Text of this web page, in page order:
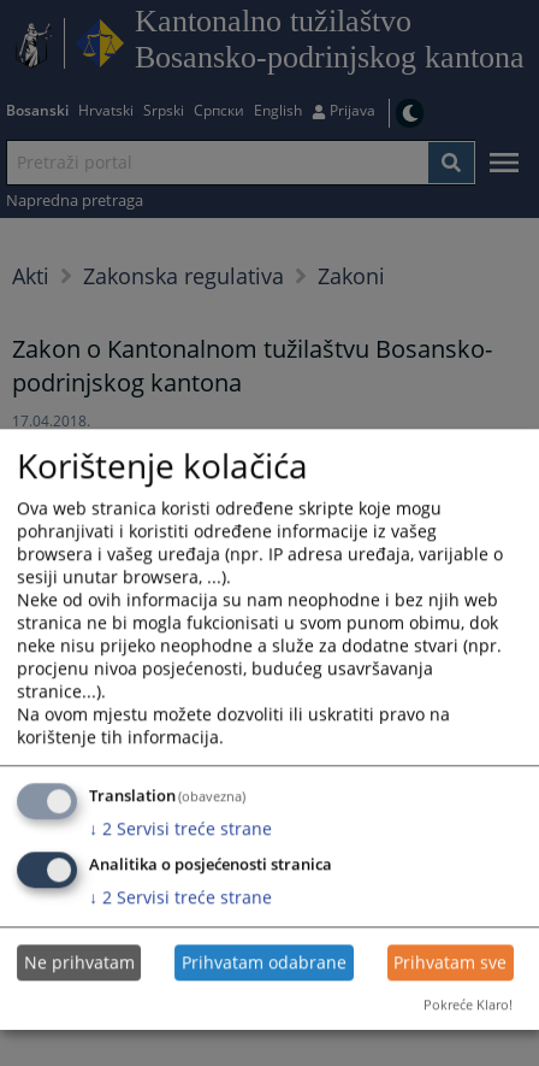
Kantonalno tužilaštvo
Bosansko-podrinjskog kantona
Bosanski Hrvatski Srpski Српски English Prijava
Napredna pretraga
Akti Zakonska regulativa Zakoni
Zakon o Kantonalnom tužilaštvu Bosansko-
podrinjskog kantona
17.04.2018.
Prikazana vijest je na: Bosanski jezik
Prateći dokumenti
Zakon o Kantonalnom tužilaštvu Bosansko-podrinjskog
kantona
Korištenje kolačića
Ova web stranica koristi određene skripte koje mogu
pohranjivati i koristiti određene informacije iz vašeg
browsera i vašeg uređaja (npr. IP adresa uređaja, varijable o
sesiji unutar browsera, ...).
Neke od ovih informacija su nam neophodne i bez njih web
stranica ne bi mogla fukcionisati u svom punom obimu, dok
neke nisu prijeko neophodne a služe za dodatne stvari (npr.
procjenu nivoa posjećenosti, budućeg usavršavanja
stranice...).
Na ovom mjestu možete dozvoliti ili uskratiti pravo na
korištenje tih informacija.
Translation(obavezna)
↓ 2 Servisi treće strane
Analitika o posjećenosti stranica
↓ 2 Servisi treće strane
Ne prihvatam Prihvatam odabrane Prihvatam sve
Pokreće Klaro!